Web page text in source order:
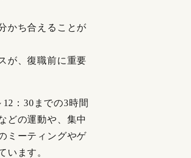
かち合えることが
が、復職前に重要
：30までの3時間
どの運動や、集中
ミーティングやゲ
います。